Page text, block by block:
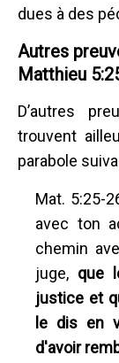
dues à des
Autres
Matthieu
D’autres
trouvent
parabole
Mat. 5:25-
avec ton
chemin
juge, que
justice et
le dis en
d'avoir